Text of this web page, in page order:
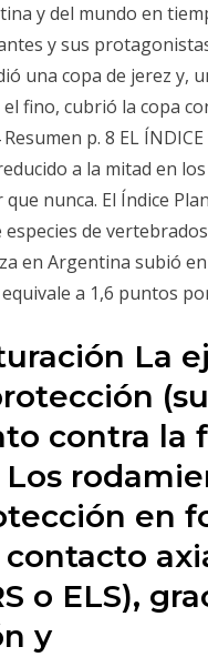
y del mundo en
y sus
una copa de jerez y,
fino, cubrió la copa
p. 8 EL
a la mitad en
nunca. El Índice
especies de
en Argentina subió
a 1,6 puntos
La
contra la
en
o ELS),
y